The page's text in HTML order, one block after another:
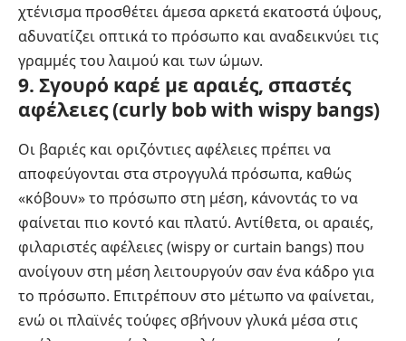
χτένισμα προσθέτει άμεσα αρκετά εκατοστά ύψους,
αδυνατίζει οπτικά το πρόσωπο και αναδεικνύει τις
γραμμές του λαιμού και των ώμων.
9. Σγουρό καρέ με αραιές, σπαστές
αφέλειες (curly bob with wispy bangs)
Οι βαριές και οριζόντιες αφέλειες πρέπει να
αποφεύγονται στα στρογγυλά πρόσωπα, καθώς
«κόβουν» το πρόσωπο στη μέση, κάνοντάς το να
φαίνεται πιο κοντό και πλατύ. Αντίθετα, οι αραιές,
φιλαριστές αφέλειες (wispy or curtain bangs) που
ανοίγουν στη μέση λειτουργούν σαν ένα κάδρο για
το πρόσωπο. Επιτρέπουν στο μέτωπο να φαίνεται,
ενώ οι πλαϊνές τούφες σβήνουν γλυκά μέσα στις